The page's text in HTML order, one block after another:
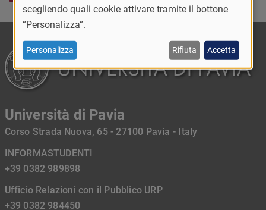
Università di Pavia
Corso Strada Nuova, 65 - 27100 Pavia - Italy
INFORMASTUDENTI
+39 0382 989898
Ufficio Relazioni con il Pubblico URP
+39 0382 984450
scegliendo quali cookie attivare tramite il bottone
“Personalizza”.
Personalizza Rifiuta Accetta